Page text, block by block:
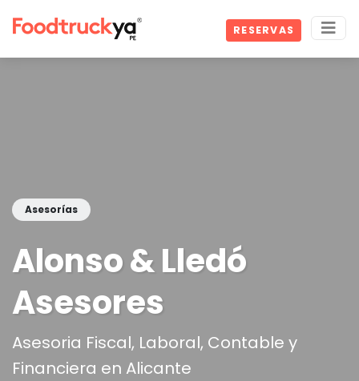
RESERVAS
Asesorías
Alonso & Lledó
Asesores
Asesoria Fiscal, Laboral, Contable y
Financiera en Alicante